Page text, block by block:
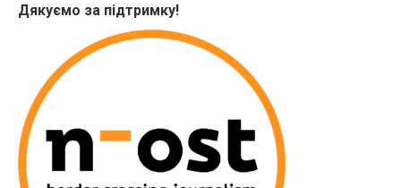
Дякуємо за підтримку!